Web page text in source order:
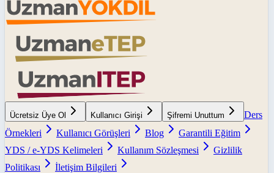
Ücretsiz Üye Ol Kullanıcı Girişi Şifremi Unuttum
Ders
Örnekleri
Kullanıcı Görüşleri Blog
Garantili Eğitim
YDS / e-YDS Kelimeleri
Kullanım Sözleşmesi
Gizlilik
Politikası
İletişim Bilgileri